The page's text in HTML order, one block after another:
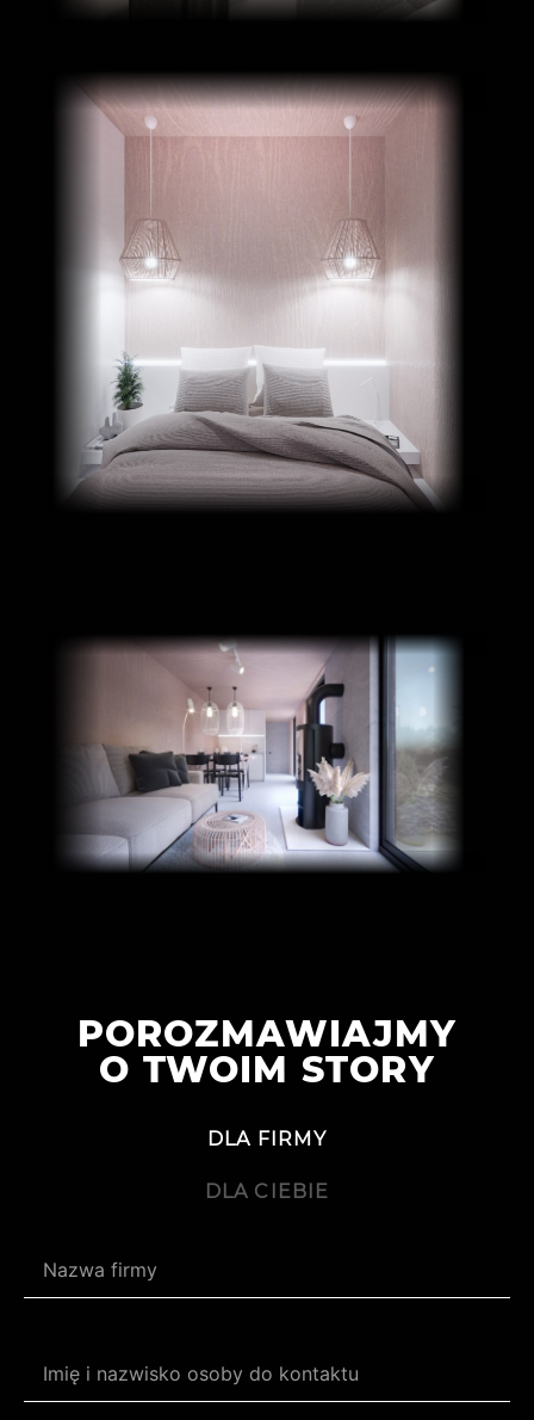
POROZMAWIAJMY
O TWOIM STORY
DLA FIRMY
DLA CIEBIE